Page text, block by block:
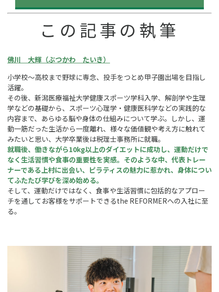
この記事の執筆
佛川 大輝（ぶつかわ たいき）
小学校〜高校まで野球に専念、投手をつとめ甲子園出場を目指し
活躍。
その後、新潟医療福祉大学健康スポーツ学科入学、解剖学や生理
学などの基礎から、スポーツ心理学・健康医科学などの実践的な
内容まで、あらゆる脳や身体の仕組みについて学ぶ。しかし、運
動一筋だった生活から一度離れ、様々な価値観や考え方に触れて
みたいと思い、大学卒業後は税理士事務所に就職。
就職後、働きながら10kg以上のダイエットに成功し、運動だけで
なく生活習慣や食事の重要性を実感。そのような中、代表トレー
ナーである上村に出会い、ピラティスの魅力に惹かれ、身体につい
てふたたび学びを深め始める。
そして、運動だけではなく、食事や生活習慣に包括的なアプロー
チを通してお客様をサポートできるthe REFORMERへの入社に至
る。